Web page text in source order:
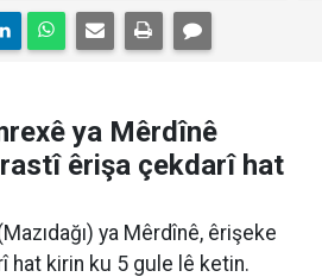
ya Mêrdînê
êrişa çekdarî hat
ya Mêrdînê, êrişeke
hat kirin ku 5 gule lê ketin.